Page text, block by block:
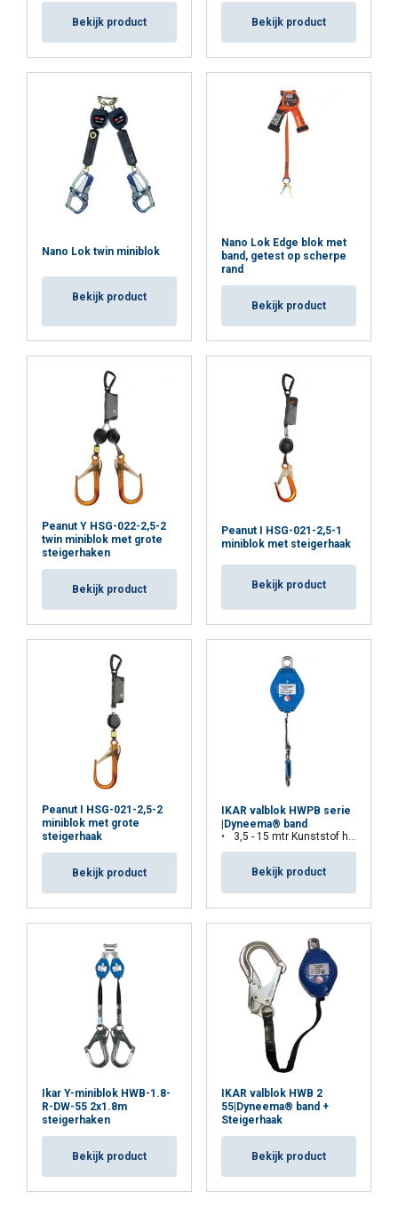
Bekijk product Bekijk product
Nano Lok twin miniblok
Bekijk product
Nano Lok Edge blok met
band, getest op scherpe
rand
Bekijk product
Peanut Y HSG-022-2,5-2
twin miniblok met grote
steigerhaken
Bekijk product
Peanut I HSG-021-2,5-1
miniblok met steigerhaak
Bekijk product
Peanut I HSG-021-2,5-2
miniblok met grote
steigerhaak
Bekijk product
IKAR valblok HWPB serie
|Dyneema® band
3,5 - 15 mtr Kunststof huis
Bekijk product
Ikar Y-miniblok HWB-1.8-
R-DW-55 2x1.8m
steigerhaken
Bekijk product
IKAR valblok HWB 2
55|Dyneema® band +
Steigerhaak
Bekijk product